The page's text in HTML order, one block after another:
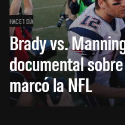
HACE 1 DÍA
Brady vs.
documental
marcó la NFL